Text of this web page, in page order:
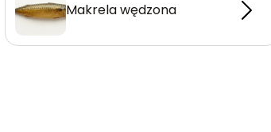
Makrela wędzona